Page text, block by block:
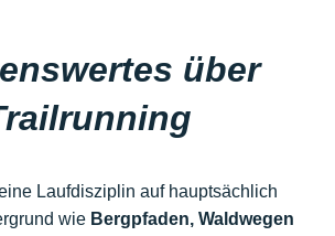
über
Laufdisziplin auf hauptsächlich
wie Bergpfaden, Waldwegen